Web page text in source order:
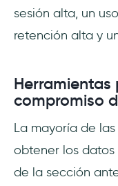
sesión alta, un
retención alta y
Herramientas
compromiso
La mayoría de
obtener los
de la sección